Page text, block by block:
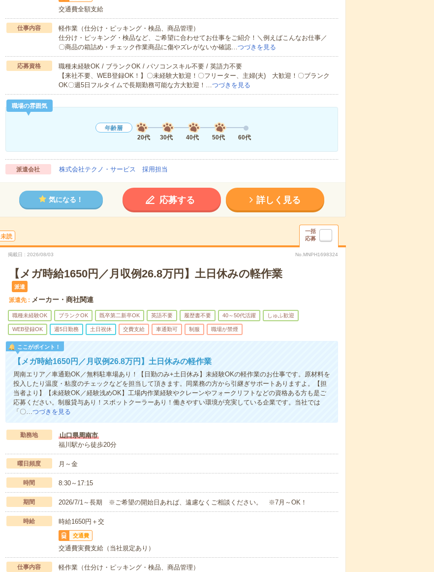
交通費全額支給
仕事内容
軽作業（仕分け・ピッキング・検品、商品管理）
仕分け・ピッキング・検品など、ご希望に合わせてお仕事をご紹介！＼例えばこんなお仕事／
〇商品の箱詰め・チェック作業商品に傷やズレがないか確認… つづきを見る
応募資格
職種未経験OK / ブランクOK / パソコンスキル不要 / 英語力不要
【来社不要、WEB登録OK！】〇未経験大歓迎！〇フリーター、主婦(夫) 大歓迎！〇ブランク
OK〇週5日フルタイムで長期勤務可能な方大歓迎！… つづきを見る
職場の雰囲気
年齢層
20代
30代 40代 50代 60代
派遣会社 株式会社テクノ・サービス 採用担当
気になる！ 応募する 詳しく見る
未読
一括
応募
掲載日 2026/08/03 No.MNPH1698324
【メガ時給1650円／月収例26.8万円】土日休みの軽作業
派遣
派遣先 メーカー・商社関連
職種未経験OK ブランクOK 既卒第二新卒OK 英語不要 履歴書不要 40～50代活躍 しゅふ歓迎
WEB登録OK 週5日勤務 土日祝休 交費支給 車通勤可 制服 職場が禁煙
ここがポイント！
【メガ時給1650円／月収例26.8万円】土日休みの軽作業
周南エリア／車通勤OK／無料駐車場あり！【日勤のみ+土日休み】未経験OKの軽作業のお仕事です。原材料を
投入したり温度・粘度のチェックなどを担当して頂きます。同業務の方から引継ぎサポートありますよ。【担
当者より】【未経験OK／経験浅めOK】工場内作業経験やクレーンやフォークリフトなどの資格ある方も是ご
応募ください。制服貸与あり！スポットクーラーあり！働きやすい環境が充実している企業です。当社では
「〇…つづきを見る
勤務地
山口県周南市
福川駅から徒歩20分
曜日頻度 月～金
時間 8:30～17:15
期間 2026/7/1～長期 ※ご希望の開始日あれば、遠慮なくご相談ください。 ※7月～OK！
時給 時給1650円＋交
交通費
交通費実費支給（当社規定あり）
仕事内容 軽作業（仕分け・ピッキング・検品、商品管理）